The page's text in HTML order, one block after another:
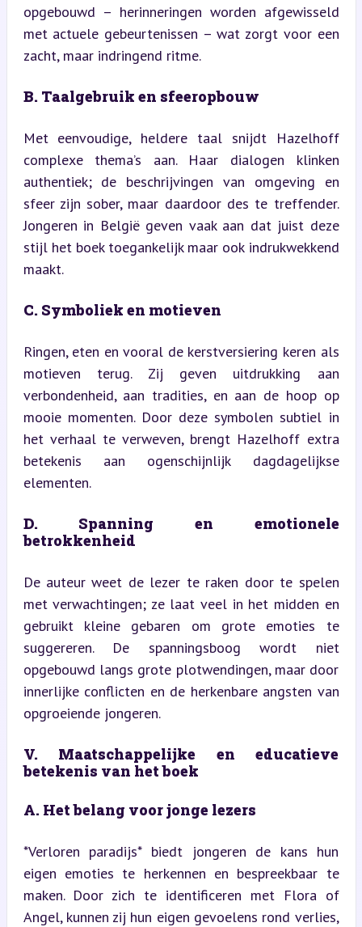
opgebouwd – herinneringen worden afgewisseld
met actuele gebeurtenissen – wat zorgt voor een
zacht, maar indringend ritme.
B. Taalgebruik en sfeeropbouw
Met eenvoudige, heldere taal snijdt Hazelhoff
complexe thema’s aan. Haar dialogen klinken
authentiek; de beschrijvingen van omgeving en
sfeer zijn sober, maar daardoor des te treffender.
Jongeren in België geven vaak aan dat juist deze
stijl het boek toegankelijk maar ook indrukwekkend
maakt.
C. Symboliek en motieven
Ringen, eten en vooral de kerstversiering keren als
motieven terug. Zij geven uitdrukking aan
verbondenheid, aan tradities, en aan de hoop op
mooie momenten. Door deze symbolen subtiel in
het verhaal te verweven, brengt Hazelhoff extra
betekenis aan ogenschijnlijk dagdagelijkse
elementen.
D. Spanning en emotionele
betrokkenheid
De auteur weet de lezer te raken door te spelen
met verwachtingen; ze laat veel in het midden en
gebruikt kleine gebaren om grote emoties te
suggereren. De spanningsboog wordt niet
opgebouwd langs grote plotwendingen, maar door
innerlijke conflicten en de herkenbare angsten van
opgroeiende jongeren.
V. Maatschappelijke en educatieve
betekenis van het boek
A. Het belang voor jonge lezers
*Verloren paradijs* biedt jongeren de kans hun
eigen emoties te herkennen en bespreekbaar te
maken. Door zich te identificeren met Flora of
Angel, kunnen zij hun eigen gevoelens rond verlies,